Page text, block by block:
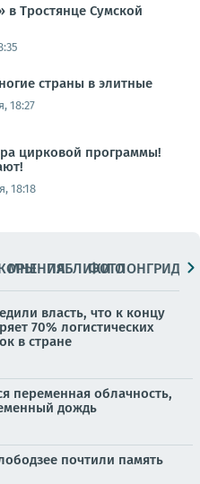
в Тростянце Сумской
страны в элитные
18:27
цирковой программы!
18:18
МНЕНИЯПАБЛИКИ
ФОТОЛОНГРИДЫ
власть, что к концу
70% логистических
в стране
переменная облачность,
дождь
почтили память